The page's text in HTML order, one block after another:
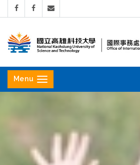
立
高
Menu